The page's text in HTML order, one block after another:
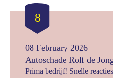
8
08 February 2026
Autoschade Rolf de Jong
Prima bedrijf! Snelle